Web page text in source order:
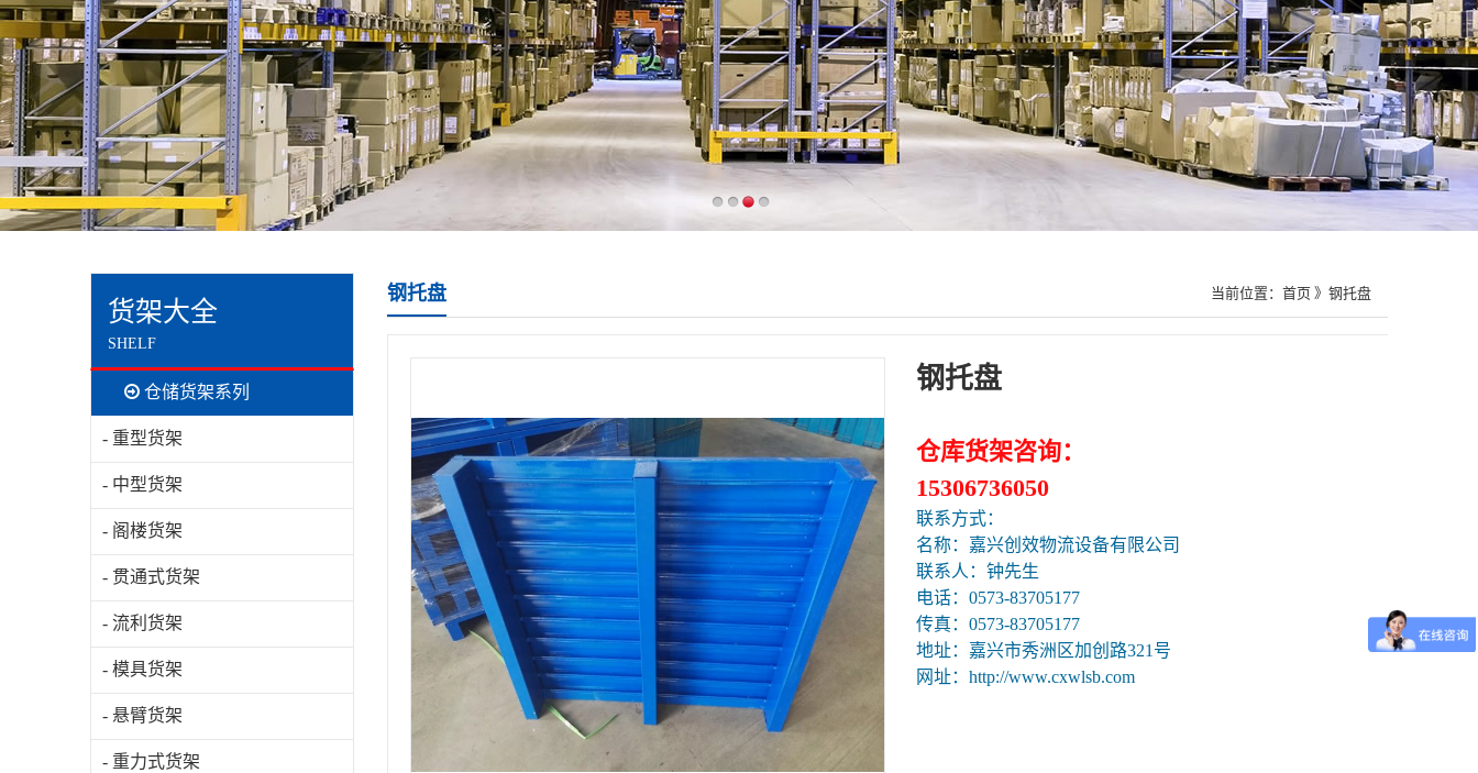
货架大全
SHELF
仓储货架系列
- 重型货架
- 中型货架
- 阁楼货架
- 贯通式货架
- 流利货架
- 模具货架
- 悬臂货架
- 重力式货架
钢托盘 当前位置： 首页 》钢托盘
钢托盘
仓库货架咨询：
15306736050
联系方式：
名称：嘉兴创效物流设备有限公司
联系人：钟先生
电话：0573-83705177
传真：0573-83705177
地址：嘉兴市秀洲区加创路321号
网址：http://www.cxwlsb.com